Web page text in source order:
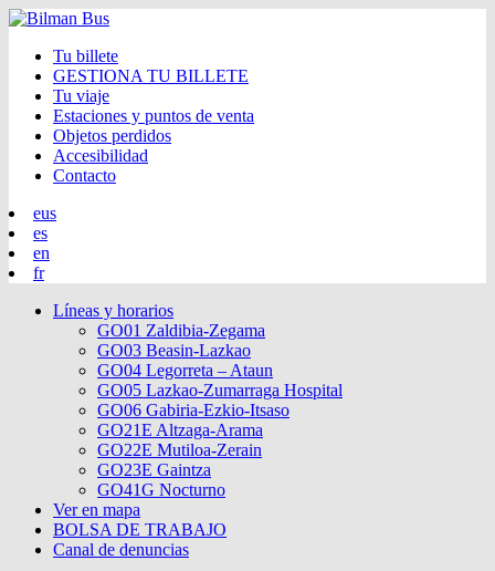
Tu billete
GESTIONA TU BILLETE
Tu viaje
Estaciones y puntos de venta
Objetos perdidos
Accesibilidad
Contacto
eus
es
en
fr
Líneas y horarios
GO01 Zaldibia-Zegama
GO03 Beasin-Lazkao
GO04 Legorreta – Ataun
GO05 Lazkao-Zumarraga Hospital
GO06 Gabiria-Ezkio-Itsaso
GO21E Altzaga-Arama
GO22E Mutiloa-Zerain
GO23E Gaintza
GO41G Nocturno
Ver en mapa
BOLSA DE TRABAJO
Canal de denuncias